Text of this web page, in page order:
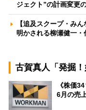
ジェクト”の計画変更
【追及スクープ・み
明かされる柳瀬健一
古賀真人「発掘！
《株価
6月の売